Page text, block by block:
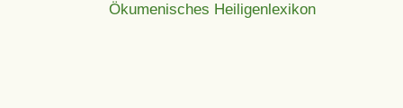
Ökumenisches Heiligenlexikon